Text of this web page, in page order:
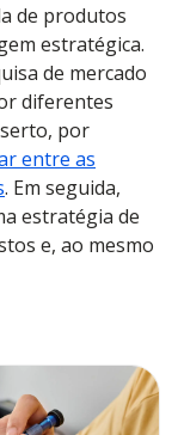
de produtos
estratégica.
de mercado
diferentes
por
entre as
. Em seguida,
estratégia de
e, ao mesmo